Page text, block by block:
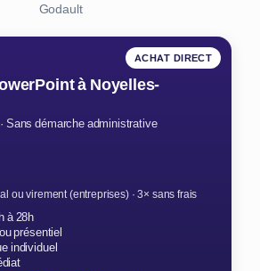
Godault
ACHAT DIRECT
à Noyelles-
Sans démarche administrative
ou virement (entreprises) · 3× sans frais
à 28h
présentiel
individuel